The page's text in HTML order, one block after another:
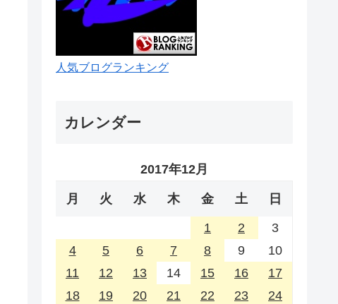
人気ブログランキング
カレンダー
2017年12月
月 火 水 木 金 土 日
1 2
3
4
5 6 7 8 9
10
11
12 13 14 15 16
17
18
19 20 21 22 23
24